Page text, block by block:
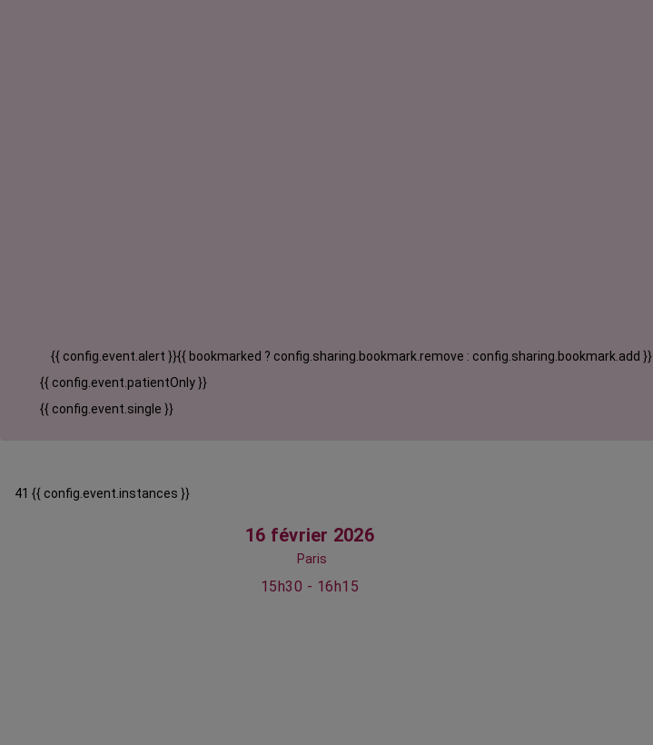
{{ config.event.alert }}{{ bookmarked ? config.sharing.bookmark.remove : config.sharing.bookmark.add }}
{{ config.event.patientOnly }}
{{ config.event.single }}
41 {{ config.event.instances }}
16 février 2026
Paris
15h30 - 16h15